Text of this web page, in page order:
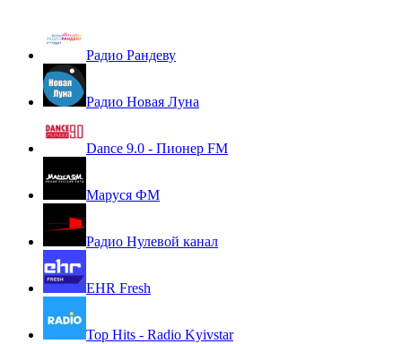
Радио Рандеву
Радио Новая Луна
Dance 9.0 - Пионер FM
Маруся ФМ
Радио Нулевой канал
EHR Fresh
Top Hits - Radio Kyivstar